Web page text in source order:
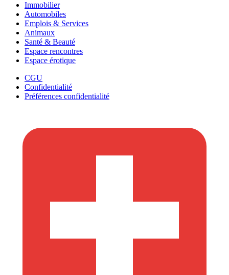
Immobilier
Automobiles
Emplois & Services
Animaux
Santé & Beauté
Espace rencontres
Espace érotique
CGU
Confidentialité
Préférences confidentialité